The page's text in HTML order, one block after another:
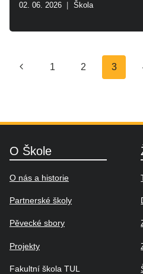
02. 06. 2026 Škola
Navigace
Předchozí1 2 3
O Škole
O nás a historie
Partnerské školy
Pěvecké sbory
Projekty
Fakultní škola TUL